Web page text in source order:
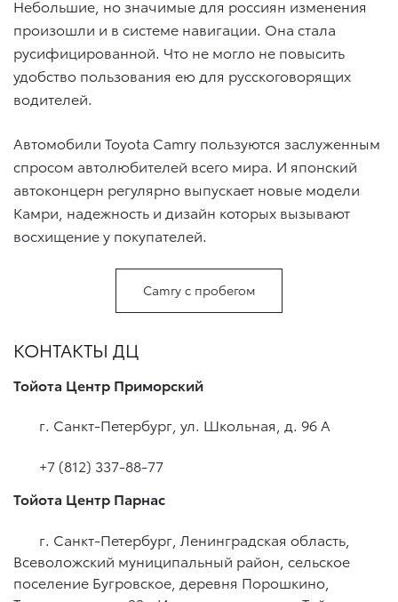
Небольшие, но значимые для россиян изменения
произошли и в системе навигации. Она стала
русифицированной. Что не могло не повысить
удобство пользования ею для русскоговорящих
водителей.
Автомобили Toyota Camry пользуются заслуженным
спросом автолюбителей всего мира. И японский
автоконцерн регулярно выпускает новые модели
Камри, надежность и дизайн которых вызывают
восхищение у покупателей.
Camry с пробегом
КОНТАКТЫ ДЦ
Тойота Центр Приморский
г. Санкт-Петербург, ул. Школьная, д. 96 А
+7 (812) 337-88-77
Тойота Центр Парнас
г. Санкт-Петербург, Ленинградская область,
Всеволожский муниципальный район, сельское
поселение Бугровское, деревня Порошкино,